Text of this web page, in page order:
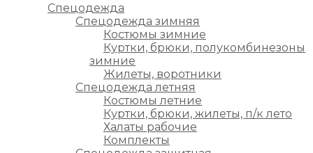
Спецодежда
Спецодежда зимняя
Костюмы зимние
Куртки, брюки, полукомбинезоны
зимние
Жилеты, воротники
Спецодежда летняя
Костюмы летние
Куртки, брюки, жилеты, п/к лето
Халаты рабочие
Комплекты